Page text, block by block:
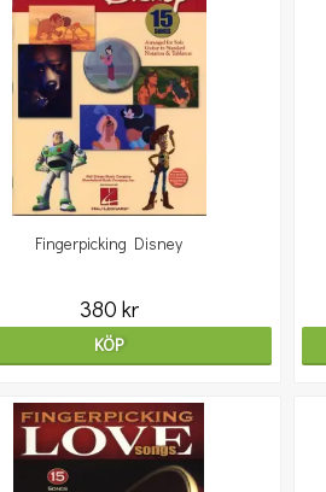
Fingerpicking Disney
380 kr
KÖP